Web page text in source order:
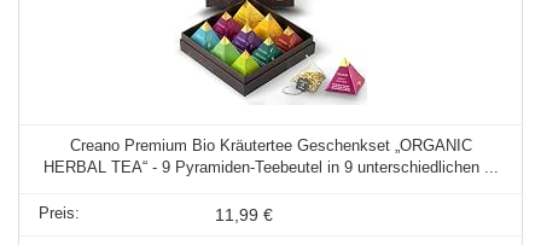
Creano Premium Bio Kräutertee Geschenkset „ORGANIC
HERBAL TEA“ - 9 Pyramiden-Teebeutel in 9 unterschiedlichen ...
11,99 €